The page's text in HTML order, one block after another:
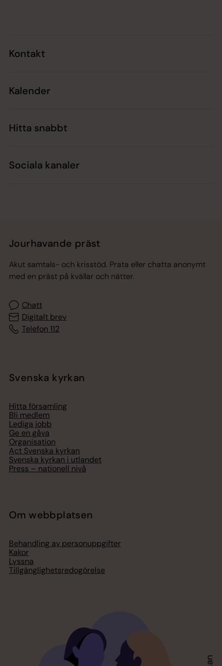
Kontakt
Kalender
Hitta snabbt
Sociala kanaler
Jourhavande präst
Akut samtals- och krisstöd. Prata eller chatta anonymt
med en präst på kvällar och nätter.
Chatt
Digitalt brev
Telefon 112
Svenska kyrkan
Hitta församling
Bli medlem
Lediga jobb
Ge en gåva
Organisation
Act Svenska kyrkan
Svenska kyrkan i utlandet
Press – nationell nivå
Om webbplatsen
Behandling av personuppgifter
Kakor
Lyssna
Tillgänglighetsredogörelse